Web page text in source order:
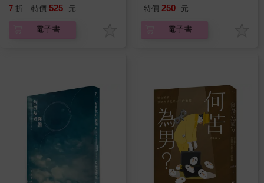
7 折 特價 525 元
電子書
特價 250 元
電子書